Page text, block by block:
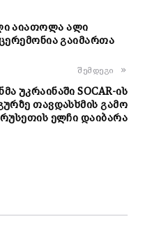
აიათოლა ალი
გაიმართა
შემდეგი
უკრაინაში SOCAR-ის
თავდასხმის გამო
რუსეთის ელჩი დაიბარა